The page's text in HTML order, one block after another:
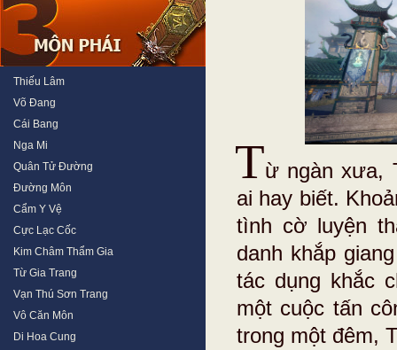
Thiếu Lâm
Võ Đang
Cái Bang
Nga Mi
Quân Tử Đường
Đường Môn
Cẩm Y Vệ
Cực Lạc Cốc
Kim Châm Thẩm Gia
Từ Gia Trang
Vạn Thú Sơn Trang
Vô Căn Môn
Di Hoa Cung
Từ ngàn xưa,
ai hay biết.
tình cờ luyện
danh khắp
tác dụng khắc
một cuộc tấn
trong một đêm,